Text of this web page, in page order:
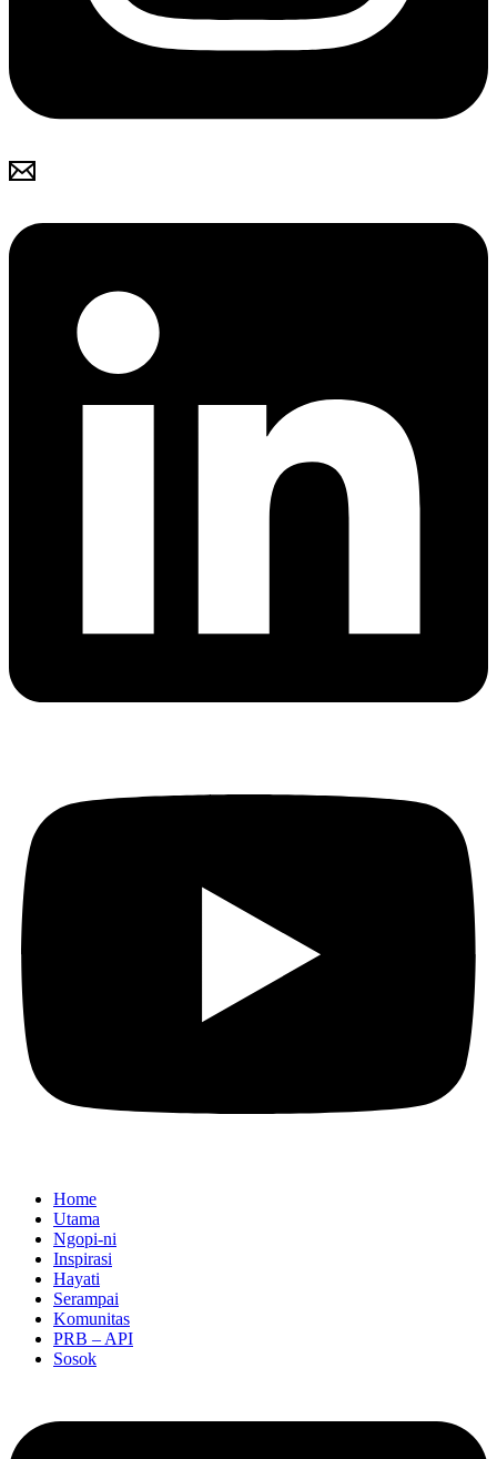
Home
Utama
Ngopi-ni
Inspirasi
Hayati
Serampai
Komunitas
PRB – API
Sosok